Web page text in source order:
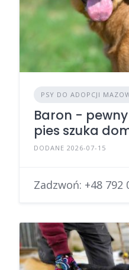
PSY DO ADOPCJI
Baron - pewny
pies szuka
DODANE 2026-07-15
Zadzwoń: +48 792